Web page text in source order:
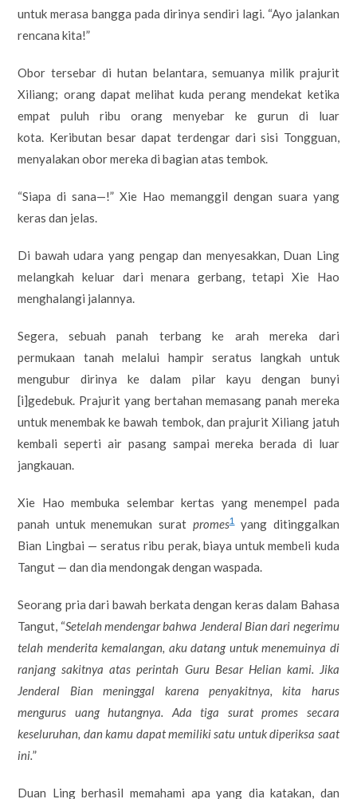
untuk merasa bangga pada dirinya sendiri lagi. “Ayo jalankan
rencana kita!”
Obor tersebar di hutan belantara, semuanya milik prajurit
Xiliang; orang dapat melihat kuda perang mendekat ketika
empat puluh ribu orang menyebar ke gurun di luar
kota. Keributan besar dapat terdengar dari sisi Tongguan,
menyalakan obor mereka di bagian atas tembok.
“Siapa di sana—!” Xie Hao memanggil dengan suara yang
keras dan jelas.
Di bawah udara yang pengap dan menyesakkan, Duan Ling
melangkah keluar dari menara gerbang, tetapi Xie Hao
menghalangi jalannya.
Segera, sebuah panah terbang ke arah mereka dari
permukaan tanah melalui hampir seratus langkah untuk
mengubur dirinya ke dalam pilar kayu dengan bunyi
[i]gedebuk. Prajurit yang bertahan memasang panah mereka
untuk menembak ke bawah tembok, dan prajurit Xiliang jatuh
kembali seperti air pasang sampai mereka berada di luar
jangkauan.
Xie Hao membuka selembar kertas yang menempel pada
panah untuk menemukan surat promes1yang ditinggalkan
Bian Lingbai — seratus ribu perak, biaya untuk membeli kuda
Tangut — dan dia mendongak dengan waspada.
Seorang pria dari bawah berkata dengan keras dalam Bahasa
Tangut, “Setelah mendengar bahwa Jenderal Bian dari negerimu
telah menderita kemalangan, aku datang untuk menemuinya di
ranjang sakitnya atas perintah Guru Besar Helian kami. Jika
Jenderal Bian meninggal karena penyakitnya, kita harus
mengurus uang hutangnya. Ada tiga surat promes secara
keseluruhan, dan kamu dapat memiliki satu untuk diperiksa saat
ini.”
Duan Ling berhasil memahami apa yang dia katakan, dan